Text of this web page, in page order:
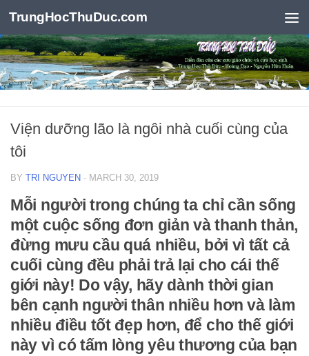
Skip to content
TrungHocThuDuc.com
Viện dưỡng lão là ngôi nhà cuối cùng của
tôi
BY TRI NGUYEN · MARCH 30, 2019
Mỗi người trong chúng ta chỉ cần sống
một cuộc sống đơn giản và thanh thản,
đừng mưu cầu quá nhiều, bởi vì tất cả
cuối cùng đều phải trả lại cho cái thế
giới này! Do vậy, hãy dành thời gian
bên cạnh người thân nhiều hơn và làm
nhiều điều tốt đẹp hơn, để cho thế giới
này vì có tấm lòng yêu thương của bạn